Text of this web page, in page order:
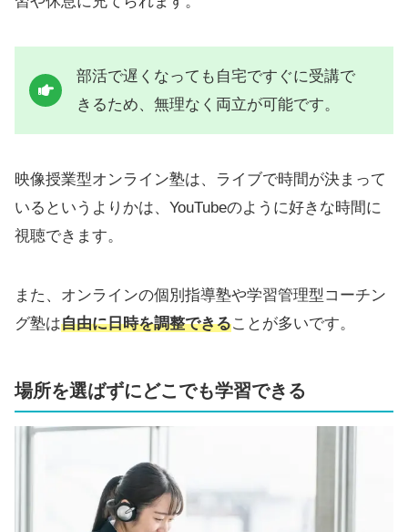
部活で遅くなっても自宅ですぐに受講で
きるため、無理なく両立が可能です。
映像授業型オンライン塾は、ライブで時間が決まって
いるというよりかは、YouTubeのように好きな時間に
視聴できます。
また、オンラインの個別指導塾や学習管理型コーチン
グ塾は自由に日時を調整できることが多いです。
場所を選ばずにどこでも学習できる